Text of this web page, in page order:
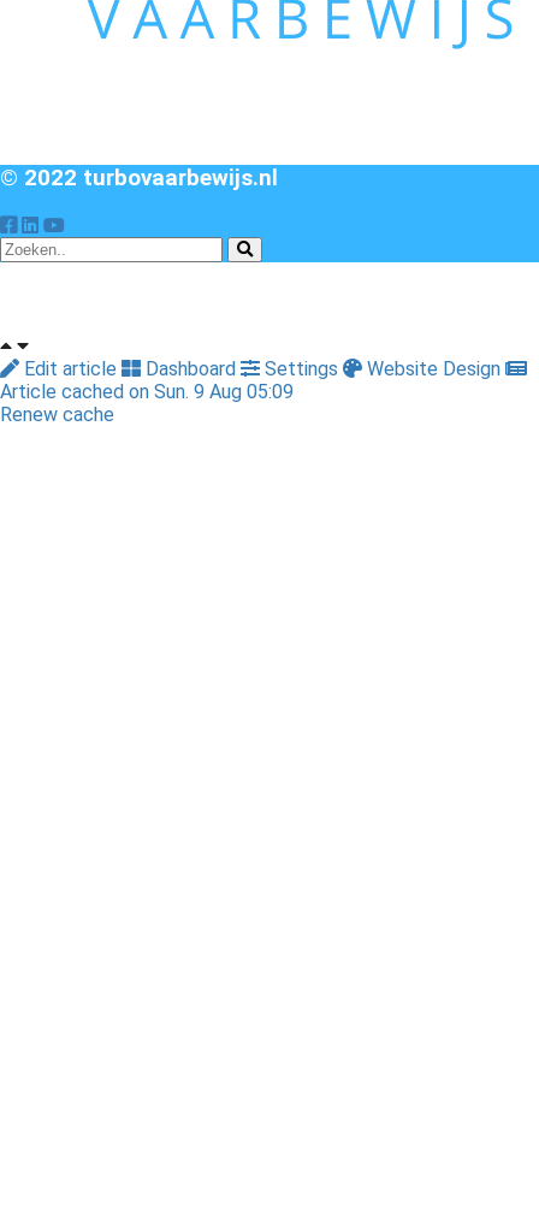
© 2022 turbovaarbewijs.nl
Edit article Dashboard Settings
Website Design
Article cached on Sun. 9 Aug 05:09
Renew cache